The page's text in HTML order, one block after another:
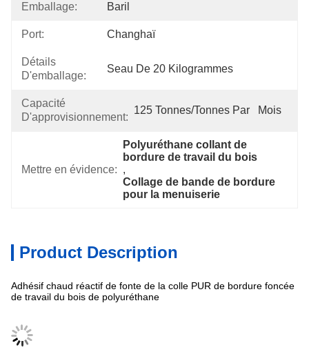
Emballage: Baril
Port: Changhaï
Détails
D'emballage:
Seau De 20 Kilogrammes
Capacité
D'approvisionnement:
125 Tonnes/tonnes Par   Mois
Mettre en évidence:
Polyuréthane collant de
bordure de travail du bois
,
Collage de bande de bordure
pour la menuiserie
Product Description
Adhésif chaud réactif de fonte de la colle PUR de bordure foncée
de travail du bois de polyuréthane